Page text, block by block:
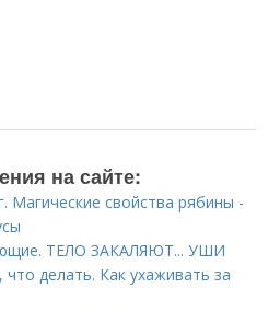
на сайте:
Магические свойства рябины -
ТЕЛО ЗАКАЛЯЮТ... УШИ
делать. Как ухаживать за